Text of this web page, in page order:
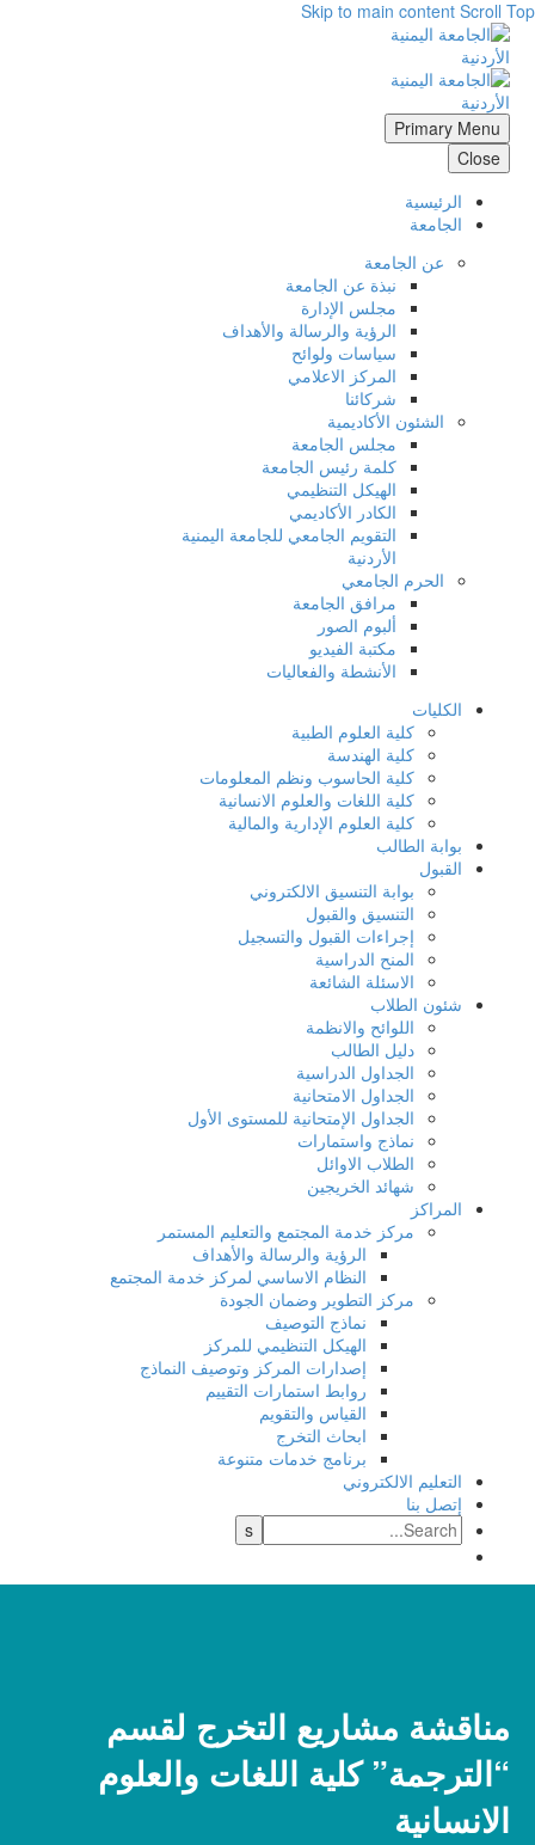
Skip to main content Scroll Top
Primary Menu
Close
الرئيسية
الجامعة
عن الجامعة
نبذة عن الجامعة
مجلس الإدارة
الرؤية والرسالة والأهداف
سياسات ولوائح
المركز الاعلامي
شركائنا
الشئون الأكاديمية
مجلس الجامعة
كلمة رئيس الجامعة
الهيكل التنظيمي
الكادر الأكاديمي
التقويم الجامعي للجامعة اليمنية
الأردنية
الحرم الجامعي
مرافق الجامعة
ألبوم الصور
مكتبة الفيديو
الأنشطة والفعاليات
الكليات
كلية العلوم الطبية
كلية الهندسة
كلية الحاسوب ونظم المعلومات
كلية اللغات والعلوم الانسانية
كلية العلوم الإدارية والمالية
بوابة الطالب
القبول
بوابة التنسيق الالكتروني
التنسيق والقبول
إجراءات القبول والتسجيل
المنح الدراسية
الاسئلة الشائعة
شئون الطلاب
اللوائح والانظمة
دليل الطالب
الجداول الدراسية
الجداول الامتحانية
الجداول الإمتحانية للمستوى الأول
نماذج واستمارات
الطلاب الاوائل
شهائد الخريجين
المراكز
مركز خدمة المجتمع والتعليم المستمر
الرؤية والرسالة والأهداف
النظام الاساسي لمركز خدمة المجتمع
مركز التطوير وضمان الجودة
نماذج التوصيف
الهيكل التنظيمي للمركز
إصدارات المركز وتوصيف النماذج
روابط استمارات التقييم
القياس والتقويم
ابحاث التخرج
برنامج خدمات متنوعة
التعليم الالكتروني
إتصل بنا
مناقشة مشاريع التخرج لقسم
“الترجمة” كلية اللغات والعلوم
الانسانية